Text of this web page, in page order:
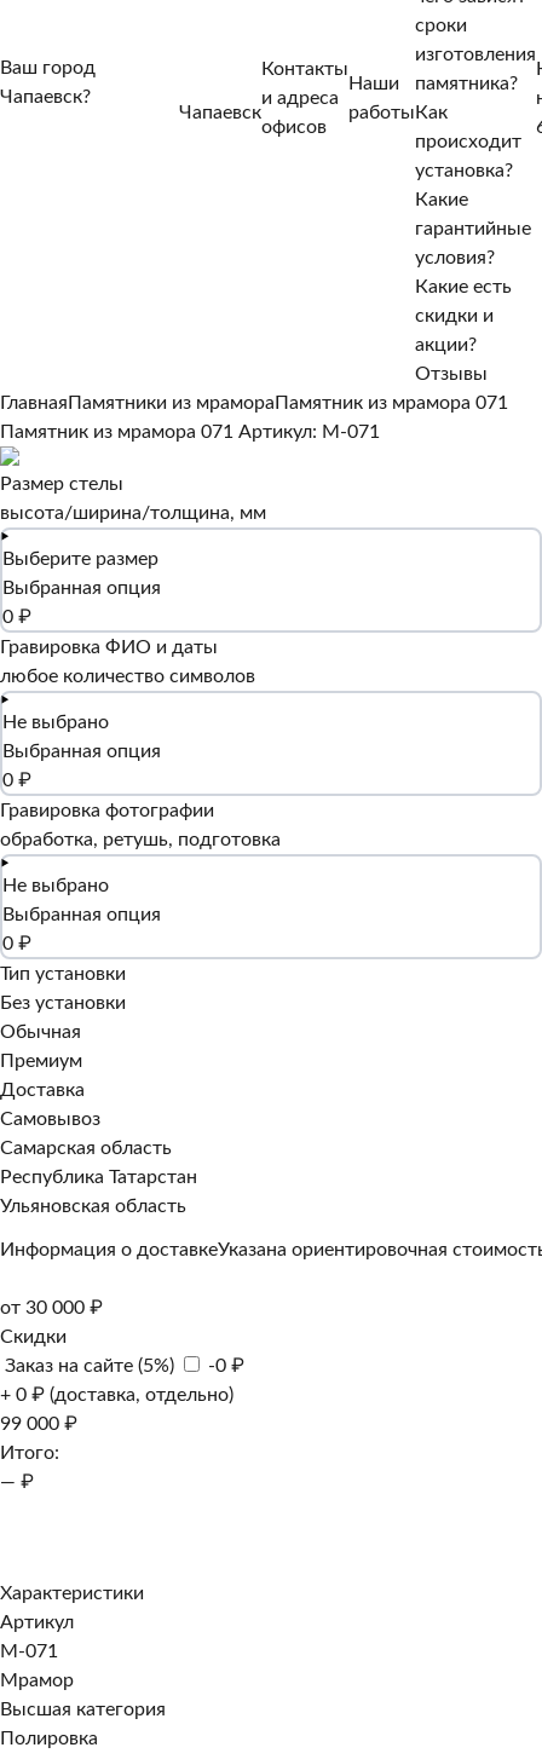
Ваш город
Чапаевск?
Чапаевск
Контакты
и адреса
офисов
Наши
работы
сроки
изготовления
памятника?
Как
происходит
установка?
Какие
гарантийные
условия?
Какие есть
скидки и
акции?
Отзывы
Главная Памятники из мрамора Памятник из мрамора 071
Памятник из мрамора 071 Артикул: M-071
Размер стелы
высота/ширина/толщина, мм
Выберите размер
Выбранная опция
0 ₽
Гравировка ФИО и даты
любое количество символов
Не выбрано
Выбранная опция
0 ₽
Гравировка фотографии
обработка, ретушь, подготовка
Не выбрано
Выбранная опция
0 ₽
Тип установки
Без установки
Обычная
Премиум
Доставка
Самовывоз
Самарская область
Республика Татарстан
Ульяновская область
Информация о доставкеУказана ориентировочная
от 30 000 ₽
Скидки
Заказ на сайте (5%)
-0 ₽
+ 0 ₽ (доставка, отдельно)
99 000 ₽
Итого:
— ₽
Характеристики
Артикул
M-071
Мрамор
Высшая категория
Полировка